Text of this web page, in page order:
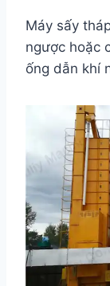
Máy sấy
ngược hoặc
ống dẫn khí